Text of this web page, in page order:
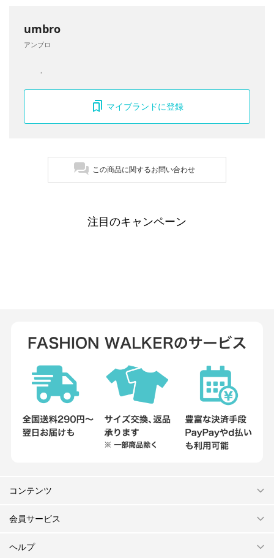
umbro
アンブロ
マイブランドに登録
この商品に関するお問い合わせ
注目のキャンペーン
コンテンツ
会員サービス
ヘルプ